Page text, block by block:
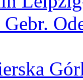
Gebr.